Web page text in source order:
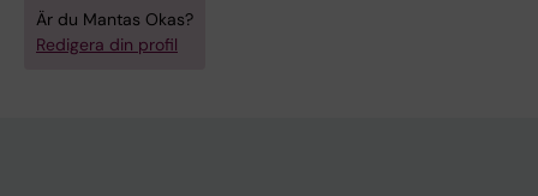
Är du Mantas Okas?
Redigera din profil